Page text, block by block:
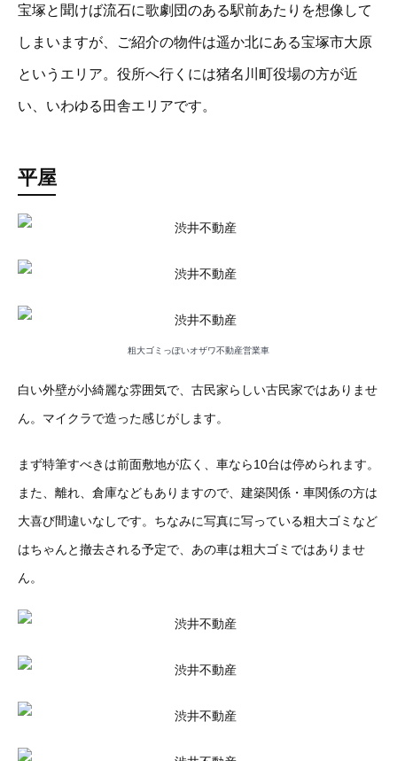
宝塚と聞けば流石に歌劇団のある駅前あたりを想像して
しまいますが、ご紹介の物件は遥か北にある宝塚市大原
というエリア。役所へ行くには猪名川町役場の方が近
い、いわゆる田舎エリアです。
平屋
粗大ゴミっぽいオザワ不動産営業車
白い外壁が小綺麗な雰囲気で、古民家らしい古民家ではありませ
ん。マイクラで造った感じがします。
まず特筆すべきは前面敷地が広く、車なら10台は停められます。
また、離れ、倉庫などもありますので、建築関係・車関係の方は
大喜び間違いなしです。ちなみに写真に写っている粗大ゴミなど
はちゃんと撤去される予定で、あの車は粗大ゴミではありませ
ん。